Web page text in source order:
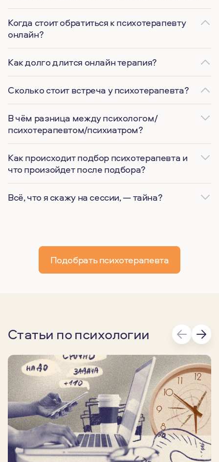
Когда стоит обратиться к психотерапевту
онлайн?
Как долго длится онлайн терапия?
Сколько стоит встреча у психотерапевта?
В чём разница между психологом/
психотерапевтом/психиатром?
Как происходит подбор психотерапевта и
что произойдет после подбора?
Всё, что я скажу на сессии, — тайна?
Подобрать психотерапевта
Статьи по психологии